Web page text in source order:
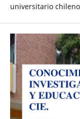
universitario